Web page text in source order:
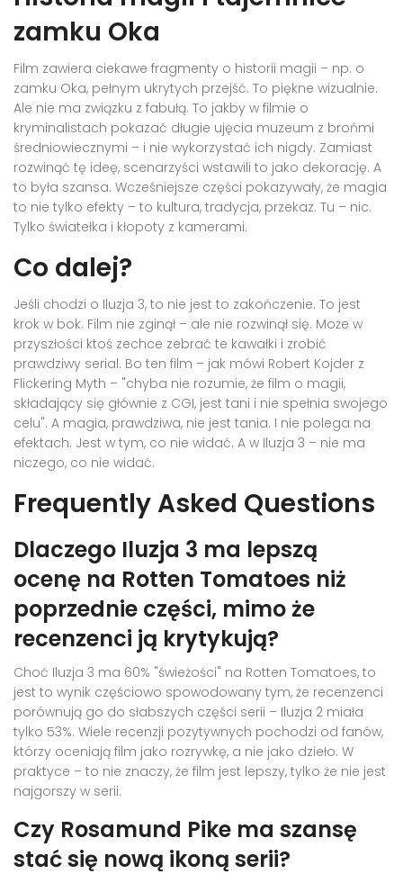
zamku Oka
Film zawiera ciekawe fragmenty o historii magii – np. o
zamku Oka, pełnym ukrytych przejść. To piękne wizualnie.
Ale nie ma związku z fabułą. To jakby w filmie o
kryminalistach pokazać długie ujęcia muzeum z brońmi
średniowiecznymi – i nie wykorzystać ich nigdy. Zamiast
rozwinąć tę ideę, scenarzyści wstawili to jako dekorację. A
to była szansa. Wcześniejsze części pokazywały, że magia
to nie tylko efekty – to kultura, tradycja, przekaz. Tu – nic.
Tylko światełka i kłopoty z kamerami.
Co dalej?
Jeśli chodzi o Iluzja 3, to nie jest to zakończenie. To jest
krok w bok. Film nie zginął – ale nie rozwinął się. Może w
przyszłości ktoś zechce zebrać te kawałki i zrobić
prawdziwy serial. Bo ten film – jak mówi Robert Kojder z
Flickering Myth – "chyba nie rozumie, że film o magii,
składający się głównie z CGI, jest tani i nie spełnia swojego
celu". A magia, prawdziwa, nie jest tania. I nie polega na
efektach. Jest w tym, co nie widać. A w Iluzja 3 – nie ma
niczego, co nie widać.
Frequently Asked Questions
Dlaczego Iluzja 3 ma lepszą
ocenę na Rotten Tomatoes niż
poprzednie części, mimo że
recenzenci ją krytykują?
Choć Iluzja 3 ma 60% "świeżości" na Rotten Tomatoes, to
jest to wynik częściowo spowodowany tym, że recenzenci
porównują go do słabszych części serii – Iluzja 2 miała
tylko 53%. Wiele recenzji pozytywnych pochodzi od fanów,
którzy oceniają film jako rozrywkę, a nie jako dzieło. W
praktyce – to nie znaczy, że film jest lepszy, tylko że nie jest
najgorszy w serii.
Czy Rosamund Pike ma szansę
stać się nową ikoną serii?